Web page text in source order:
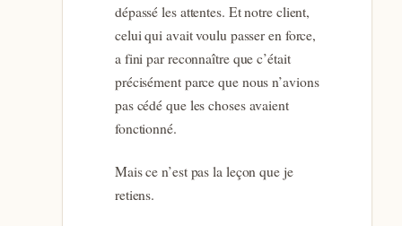
dépassé les attentes. Et notre client,
celui qui avait voulu passer en force,
a fini par reconnaître que c’était
précisément parce que nous n’avions
pas cédé que les choses avaient
fonctionné.
Mais ce n’est pas la leçon que je
retiens.